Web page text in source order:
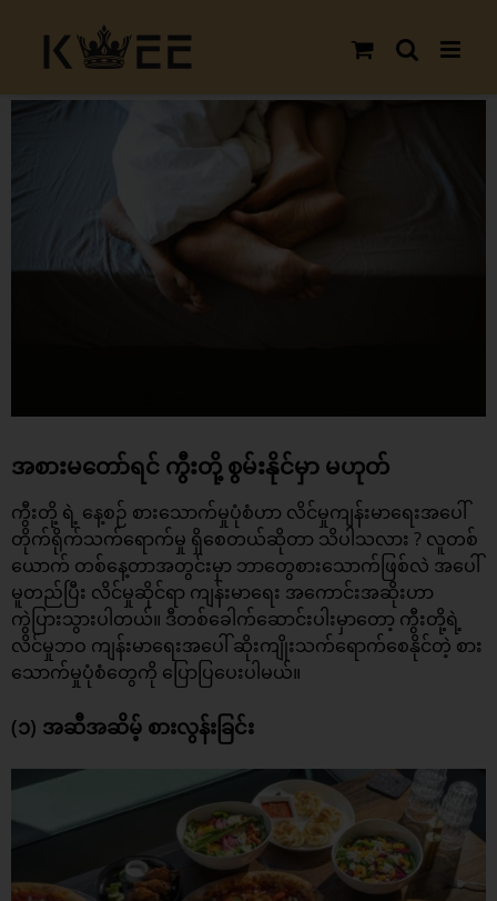
content
အစားမတော်ရင် ကွီးတို့ စွမ်းနိုင်မှာ မဟုတ်
ကွီးတို့ ရဲ့ နေ့စဉ် စားသောက်မှုပုံစံဟာ လိင်မှုကျန်းမာရေးအပေါ်
တိုက်ရိုက်သက်ရောက်မှု ရှိစေတယ်ဆိုတာ သိပါသလား ? လူတစ်
ယောက် တစ်နေ့တာအတွင်းမှာ ဘာတွေစားသောက်ဖြစ်လဲ အပေါ်
မူတည်ပြီး လိင်မှုဆိုင်ရာ ကျန်းမာရေး အကောင်းအဆိုးဟာ
ကွဲပြားသွားပါတယ်။ ဒီတစ်ခေါက်ဆောင်းပါးမှာတော့ ကွီးတို့ရဲ့
လိင်မှုဘဝ ကျန်းမာရေးအပေါ် ဆိုးကျိုးသက်ရောက်စေနိုင်တဲ့ စား
သောက်မှုပုံစံတွေကို ပြောပြပေးပါမယ်။
(၁) အဆီအဆိမ့် စားလွန်းခြင်း